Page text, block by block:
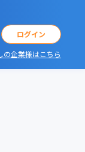
ログイン
の企業様はこちら